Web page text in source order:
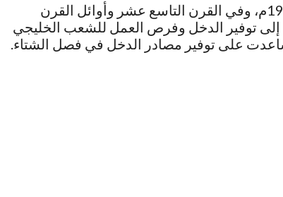
حتى حصلت على استقلالها وذلك في عام 1971م، وفي القرن التاسع عشر وأوائل القرن
إلى توفير الدخل وفرص العمل للشعب الخليجي
على توفير مصادر الدخل في فصل الشتاء.